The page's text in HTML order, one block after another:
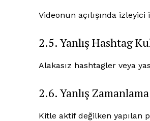
Videonun açılışında
2.5. Yanlış Hashtag
Alakasız hashtagler veya
2.6. Yanlış Zamanlama
Kitle aktif değilken yapılan